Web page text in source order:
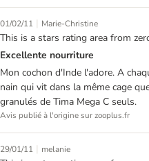
01/02/11 | Marie-Christine
This is a stars rating area from
Excellente nourriture
Mon cochon d'Inde l'adore. A
nain qui vit dans la même cage
granulés de Tima Mega C seuls.
Avis publié à l'origine sur zooplus.fr
29/01/11 | melanie